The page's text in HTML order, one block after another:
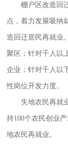
棚户区改造回迁
点，着力发展吸纳
造回迁居民再就业
聚区；针对千人以
企业；针对千人以
性岗位开发力度。
失地农民再就业
持100个农民创业
地农民再就业。